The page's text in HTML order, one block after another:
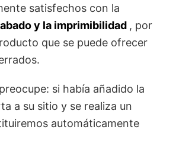
satisfechos con la
y la imprimibilidad , por
que se puede ofrecer
si había añadido la
a su sitio y se realiza un
automáticamente